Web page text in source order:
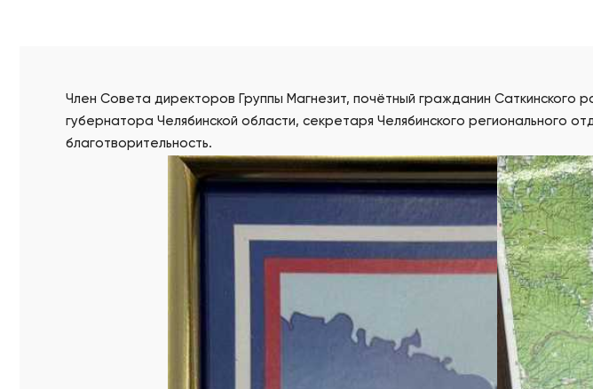
Член Совета директоров Группы Магнезит, почётный гражданин Саткинского
губернатора Челябинской области, секретаря Челябинского регионального
благотворительность.